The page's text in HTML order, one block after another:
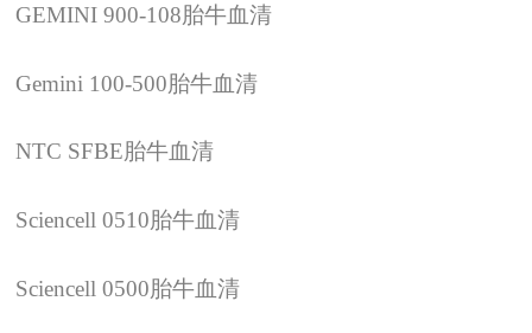
GEMINI 900-108胎牛血清
Gemini 100-500胎牛血清
NTC SFBE胎牛血清
Sciencell 0510胎牛血清
Sciencell 0500胎牛血清